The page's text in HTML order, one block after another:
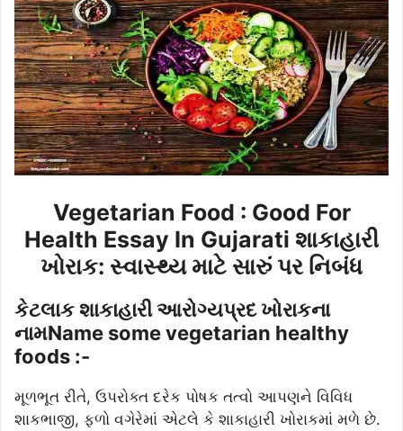
Vegetarian Food : Good For
Health Essay In Gujarati શાકાહારી
ખોરાક: સ્વાસ્થ્ય માટે સારું પર નિબંધ
કેટલાક શાકાહારી આરોગ્યપ્રદ ખોરાકના
નામName some vegetarian healthy
foods :-
મૂળભૂત રીતે, ઉપરોક્ત દરેક પોષક તત્વો આપણને વિવિધ
શાકભાજી, ફળો વગેરેમાં એટલે કે શાકાહારી ખોરાકમાં મળે છે.